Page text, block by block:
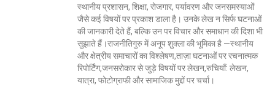
स्थानीय प्रशासन, शिक्षा, रोजगार, पर्यावरण और जनसमस्याओं
जैसे कई विषयों पर प्रकाश डाला है। उनके लेख न सिर्फ घटनाओं
की जानकारी देते हैं, बल्कि उन पर विचार और समाधान की दिशा भी
सुझाते हैं।राजनीतिगुरु में अनूप शुक्ला की भूमिका है —स्थानीय
और क्षेत्रीय समाचारों का विश्लेषण,ताज़ा घटनाओं पर रचनात्मक
रिपोर्टिंग,जनसरोकार से जुड़े विषयों पर लेखन,रुचियाँ: लेखन,
यात्रा, फोटोग्राफी और सामाजिक मुद्दों पर चर्चा।